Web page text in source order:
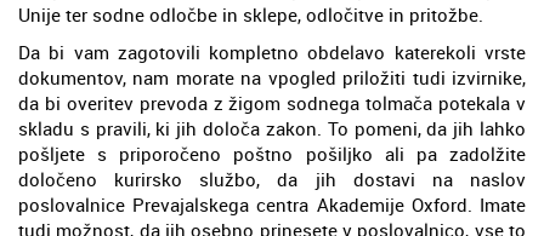
Unije ter sodne odločbe in sklepe, odločitve in pritožbe.
Da bi vam zagotovili kompletno obdelavo katerekoli vrste
dokumentov, nam morate na vpogled priložiti tudi izvirnike,
da bi overitev prevoda z žigom sodnega tolmača potekala v
skladu s pravili, ki jih določa zakon. To pomeni, da jih lahko
pošljete s priporočeno poštno pošiljko ali pa zadolžite
določeno kurirsko službo, da jih dostavi na naslov
poslovalnice Prevajalskega centra Akademije Oxford. Imate
tudi možnost, da jih osebno prinesete v poslovalnico, vse to